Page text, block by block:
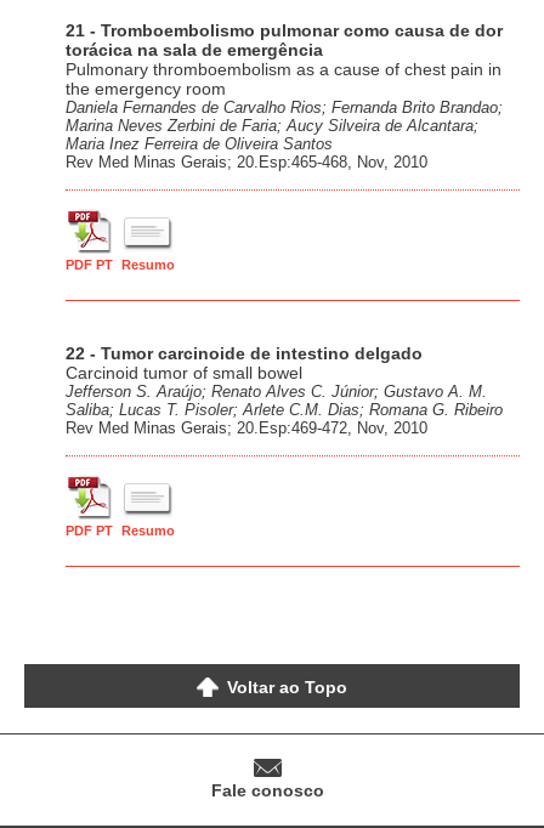
21 - Tromboembolismo pulmonar como causa de dor
torácica na sala de emergência
Pulmonary thromboembolism as a cause of chest pain in
the emergency room
Daniela Fernandes de Carvalho Rios; Fernanda Brito Brandao;
Marina Neves Zerbini de Faria; Aucy Silveira de Alcantara;
Maria Inez Ferreira de Oliveira Santos
Rev Med Minas Gerais; 20.Esp:465-468, Nov, 2010
PDF PT Resumo
22 - Tumor carcinoide de intestino delgado
Carcinoid tumor of small bowel
Jefferson S. Araújo; Renato Alves C. Júnior; Gustavo A. M.
Saliba; Lucas T. Pisoler; Arlete C.M. Dias; Romana G. Ribeiro
Rev Med Minas Gerais; 20.Esp:469-472, Nov, 2010
PDF PT Resumo
Voltar ao Topo
Fale conosco